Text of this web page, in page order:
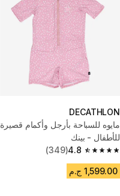
DECATHLON
مايوه للسباحة بأرجل وأكمام قصيرة
للأطفال - بينك
4.8
4.8 out of 5 stars from 349 reviews
(349)
1,599.00 ج.م